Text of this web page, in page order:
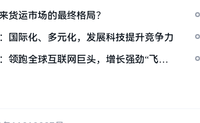
货运市场的最终格局？
国际化、多元化，发展科技提升竞争力
领跑全球互联网巨头，增长强劲“飞轮